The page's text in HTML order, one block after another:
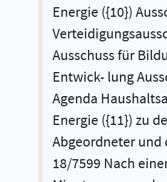
Energie ({10})
Ausschuss für
Entwick- lung
Agenda
Energie ({11}) zu
Abgeordneter und
18/7599 Nach